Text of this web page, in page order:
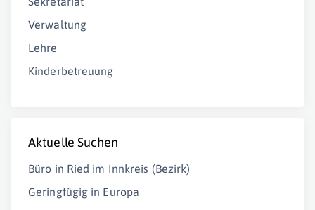
Verwaltung
Lehre
Kinderbetreuung
Aktuelle Suchen
Büro in Ried im Innkreis (Bezirk)
Geringfügig in Europa